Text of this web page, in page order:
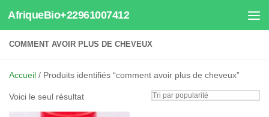
Au dessous du contenu
AfriqueBio+22961007412
COMMENT AVOIR PLUS DE CHEVEUX
Accueil / Produits identifiés “comment avoir plus de cheveux”
Voici le seul résultat